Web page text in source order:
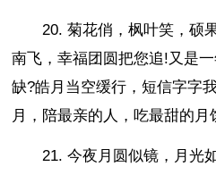
20. 菊花俏，枫叶笑，硕
南飞，幸福团圆把您追!又是
缺?皓月当空缓行，短信字字
月，陪最亲的人，吃最甜的
21. 今夜月圆似镜，月光